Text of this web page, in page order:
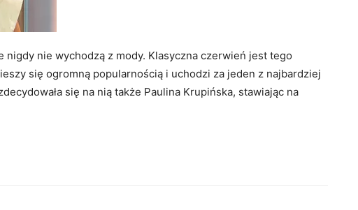
nigdy nie wychodzą z mody. Klasyczna czerwień jest tego
się ogromną popularnością i uchodzi za jeden z najbardziej
się na nią także Paulina Krupińska, stawiając na